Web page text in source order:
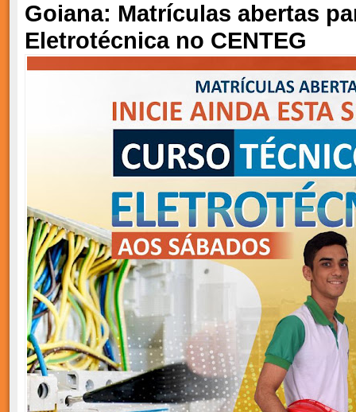
Goiana: Matrículas abertas
Eletrotécnica no CENTEG